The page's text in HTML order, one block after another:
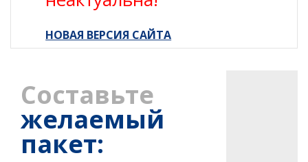
НОВАЯ ВЕРСИЯ САЙТА
Составьте
желаемый
пакет: